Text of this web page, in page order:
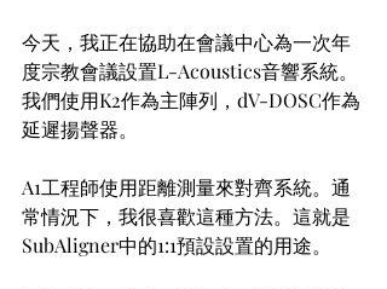
今天，我正在協助在會議中心為一次年
度宗教會議設置L-Acoustics音響系統。
我們使用K2作為主陣列，dV-DOSC作為
延遲揚聲器。
A1工程師使用距離測量來對齊系統。通
常情況下，我很喜歡這種方法。這就是
SubAligner中的1:1預設設置的用途。